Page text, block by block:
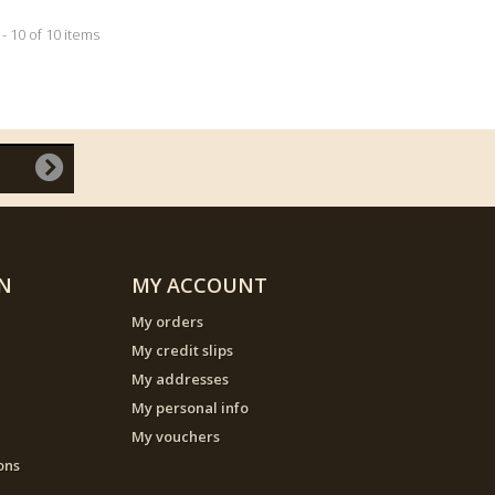
10 of 10 items
MY ACCOUNT
My orders
My credit slips
My addresses
My personal info
My vouchers